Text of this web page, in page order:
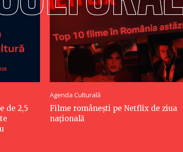
de 2,5
Agenda Culturală
Filme românești pe Netflix de ziua
națională